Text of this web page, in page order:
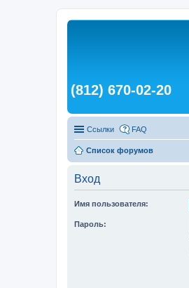
(812) 670-02-20
Ссылки FAQ
Список форумов
Вход
Имя пользователя:
Пароль: